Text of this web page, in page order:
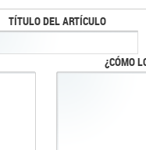
TÍTULO DEL ARTÍCULO
¿CÓMO